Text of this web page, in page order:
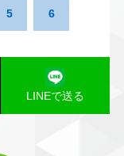
5 6
LINEで送る